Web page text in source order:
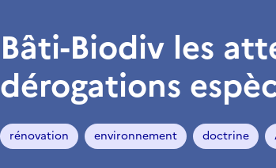
Bâti-Biodiv les
dérogations
rénovation environnement doctrine